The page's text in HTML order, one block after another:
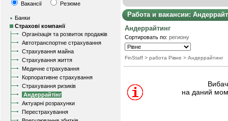
Вакансії Резюме
Банки
Страхові компанії
Організація та розвиток продажів
Автотранспортне страхування
Страхування майна
Страхування життя
Медичне страхування
Корпоративне страхування
Страхування ризиків
Андеррайтінг
Актуарні розрахунки
Перестрахування
Работа и вакансии:
Андеррайтинг
Сортировать по: региону
FinStaff > работа Рівне > Андеррайтинг
на даний